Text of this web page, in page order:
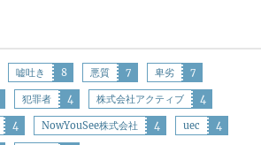
嘘吐き 8 悪質 7 卑劣 7
犯罪者 4 株式会社アクティブ 4
4 NowYouSee株式会社 4 uec 4